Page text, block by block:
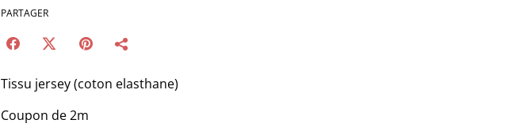
PARTAGER
Tissu jersey (coton elasthane)
Coupon de 2m